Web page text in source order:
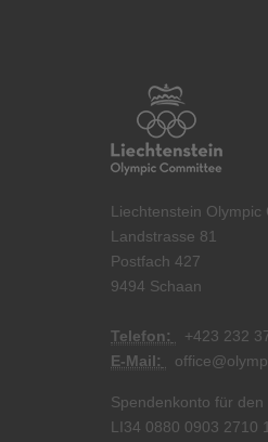
Liechtenstein Olympic
Landstrasse 81
Postfach 427
9494 Schaan
Telefon: +423 232
E-Mail:
Spendenkonto für den
LI34 0880 0903 2710